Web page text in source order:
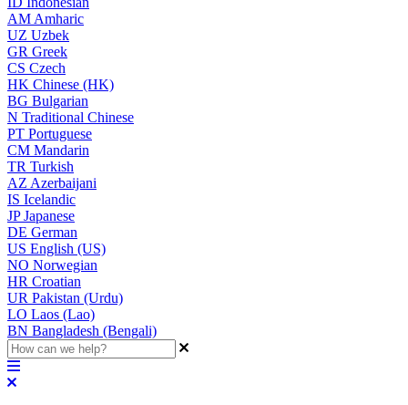
AM Amharic
UZ Uzbek
GR Greek
CS Czech
HK Chinese (HK)
BG Bulgarian
N Traditional Chinese
PT Portuguese
CM Mandarin
TR Turkish
AZ Azerbaijani
IS Icelandic
JPJapanese
DE German
US English (US)
NO Norwegian
HR Croatian
UR Pakistan (Urdu)
LO Laos (Lao)
BN Bangladesh (Bengali)